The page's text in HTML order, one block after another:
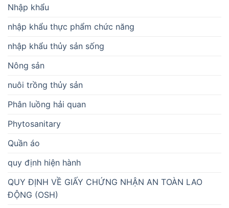
Nhập khẩu
nhập khẩu thực phẩm chức năng
nhập khẩu thủy sản sống
Nông sản
nuôi trồng thủy sản
Phân luồng hải quan
Phytosanitary
Quần áo
quy định hiện hành
QUY ĐỊNH VỀ GIẤY CHỨNG NHẬN AN TOÀN LAO
ĐỘNG (OSH)